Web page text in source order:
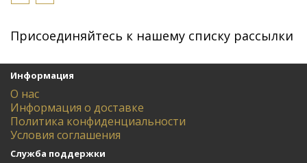
Присоединяйтесь к нашему списку рассылки
Информация
О нас
Информация о доставке
Политика конфиденциальности
Условия соглашения
Служба поддержки